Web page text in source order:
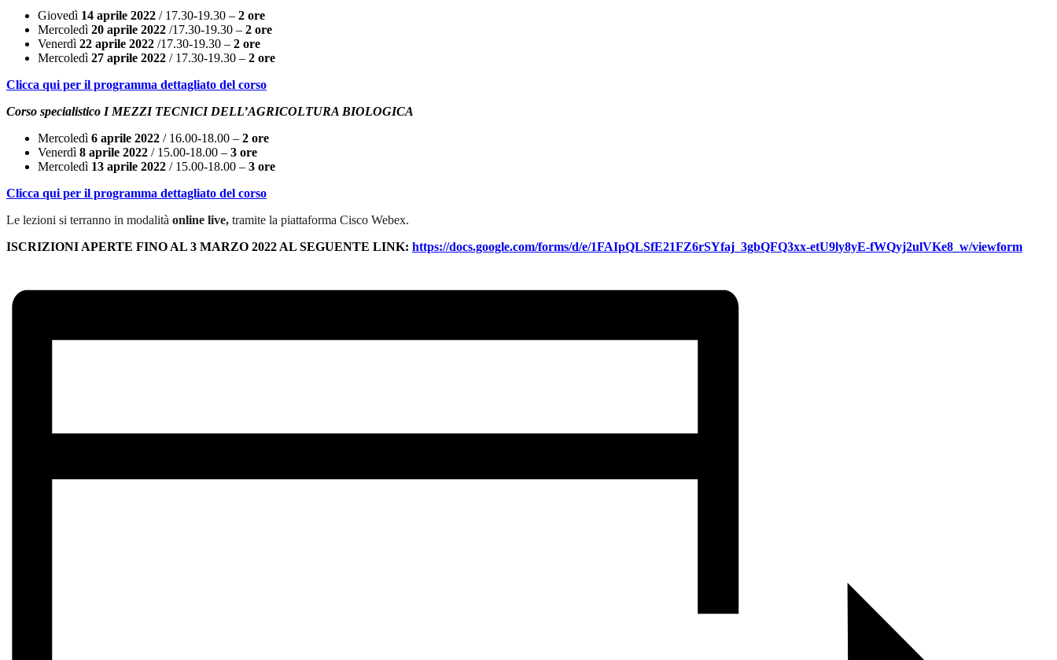
Giovedì 14 aprile 2022 / 17.30-19.30 – 2 ore
Mercoledì 20 aprile 2022 /17.30-19.30 – 2 ore
Venerdì 22 aprile 2022 /17.30-19.30 – 2 ore
Mercoledì 27 aprile 2022 / 17.30-19.30 – 2 ore
Clicca qui per il programma dettagliato del corso
Corso specialistico I MEZZI TECNICI DELL’AGRICOLTURA BIOLOGICA
Mercoledì 6 aprile 2022 / 16.00-18.00 – 2 ore
Venerdì 8 aprile 2022 / 15.00-18.00 – 3 ore
Mercoledì 13 aprile 2022 / 15.00-18.00 – 3 ore
Clicca qui per il programma dettagliato del corso
Le lezioni si terranno in modalità online live, tramite la piattaforma Cisco Webex.
ISCRIZIONI APERTE FINO AL 3 MARZO 2022 AL SEGUENTE LINK: https://docs.google.com/forms/d/e/1FAIpQLSfE21FZ6rSYfaj_3gbQFQ3xx-etU9ly8yE-fWQyj2ulVKe8_w/viewform